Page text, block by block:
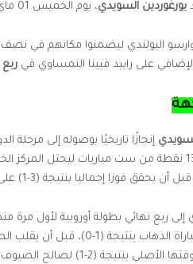
يورغوردين السويدي، يوم الخميس 01 ماي 2025 على ملعب "3 أرينا".
وارسو البولندي ليضمنوا مكانهم في
على رابيد فيينا النمساوي فيربع
إنجازًا تاريخيًا بوصوله إلى مرحلة
في تاريخه، وقد حصد 13 نقطة من ست مباريات
بنتيجة (3-1) على حساب بافوس القبرصي في دور ثمن النهاية.
بنتيجة (2-1) لصالح الضيوف.